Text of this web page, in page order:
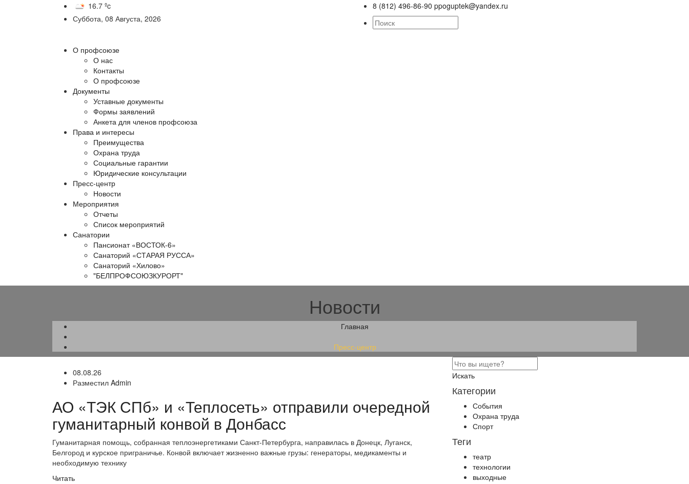
16.7 ºc
Суббота, 08 Августа, 2026
8 (812) 496-86-90 ppoguptek@yandex.ru
О профсоюзе
О нас
Контакты
О профсоюзе
Документы
Уставные документы
Формы заявлений
Анкета для членов профсоюза
Права и интересы
Преимущества
Охрана труда
Социальные гарантии
Юридические консультации
Пресс-центр
Новости
Мероприятия
Отчеты
Список мероприятий
Санатории
Пансионат «ВОСТОК-6»
Санаторий «СТАРАЯ РУССА»
Санаторий «Хилово»
"БЕЛПРОФСОЮЗКУРОРТ"
Новости
Главная
Пресс-центр
08.08.26
Разместил Admin
АО «ТЭК СПб» и «Теплосеть» отправили очередной
гуманитарный конвой в Донбасс
Гуманитарная помощь, собранная теплоэнергетиками Санкт-Петербурга, направилась в Донецк, Луганск,
Белгород и курское приграничье. Конвой включает жизненно важные грузы: генераторы, медикаменты и
необходимую технику
Читать
Искать
Категории
События
Охрана труда
Спорт
Теги
театр
технологии
выходные